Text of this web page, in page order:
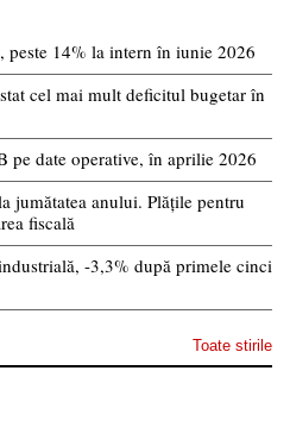
peste 14% la intern în iunie 2026
cel mai mult deficitul bugetar în
pe date operative, în aprilie 2026
jumătatea anului. Plățile pentru
fiscală
-3,3% după primele cinci
Toate stirile